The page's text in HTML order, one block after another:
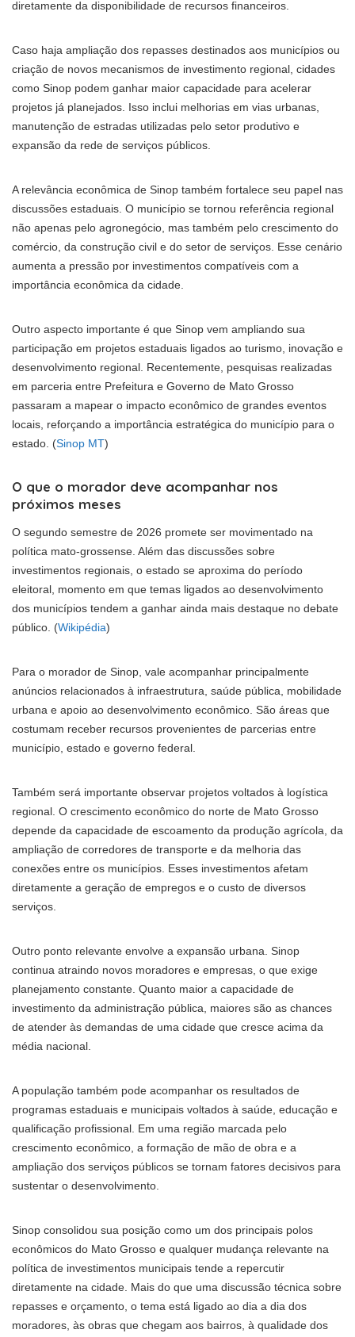
diretamente da disponibilidade de recursos financeiros.
Caso haja ampliação dos repasses destinados aos municípios ou
criação de novos mecanismos de investimento regional, cidades
como Sinop podem ganhar maior capacidade para acelerar
projetos já planejados. Isso inclui melhorias em vias urbanas,
manutenção de estradas utilizadas pelo setor produtivo e
expansão da rede de serviços públicos.
A relevância econômica de Sinop também fortalece seu papel nas
discussões estaduais. O município se tornou referência regional
não apenas pelo agronegócio, mas também pelo crescimento do
comércio, da construção civil e do setor de serviços. Esse cenário
aumenta a pressão por investimentos compatíveis com a
importância econômica da cidade.
Outro aspecto importante é que Sinop vem ampliando sua
participação em projetos estaduais ligados ao turismo, inovação e
desenvolvimento regional. Recentemente, pesquisas realizadas
em parceria entre Prefeitura e Governo de Mato Grosso
passaram a mapear o impacto econômico de grandes eventos
locais, reforçando a importância estratégica do município para o
estado. (Sinop MT)
O que o morador deve acompanhar nos
próximos meses
O segundo semestre de 2026 promete ser movimentado na
política mato-grossense. Além das discussões sobre
investimentos regionais, o estado se aproxima do período
eleitoral, momento em que temas ligados ao desenvolvimento
dos municípios tendem a ganhar ainda mais destaque no debate
público. (Wikipédia)
Para o morador de Sinop, vale acompanhar principalmente
anúncios relacionados à infraestrutura, saúde pública, mobilidade
urbana e apoio ao desenvolvimento econômico. São áreas que
costumam receber recursos provenientes de parcerias entre
município, estado e governo federal.
Também será importante observar projetos voltados à logística
regional. O crescimento econômico do norte de Mato Grosso
depende da capacidade de escoamento da produção agrícola, da
ampliação de corredores de transporte e da melhoria das
conexões entre os municípios. Esses investimentos afetam
diretamente a geração de empregos e o custo de diversos
serviços.
Outro ponto relevante envolve a expansão urbana. Sinop
continua atraindo novos moradores e empresas, o que exige
planejamento constante. Quanto maior a capacidade de
investimento da administração pública, maiores são as chances
de atender às demandas de uma cidade que cresce acima da
média nacional.
A população também pode acompanhar os resultados de
programas estaduais e municipais voltados à saúde, educação e
qualificação profissional. Em uma região marcada pelo
crescimento econômico, a formação de mão de obra e a
ampliação dos serviços públicos se tornam fatores decisivos para
sustentar o desenvolvimento.
Sinop consolidou sua posição como um dos principais polos
econômicos do Mato Grosso e qualquer mudança relevante na
política de investimentos municipais tende a repercutir
diretamente na cidade. Mais do que uma discussão técnica sobre
repasses e orçamento, o tema está ligado ao dia a dia dos
moradores, às obras que chegam aos bairros, à qualidade dos